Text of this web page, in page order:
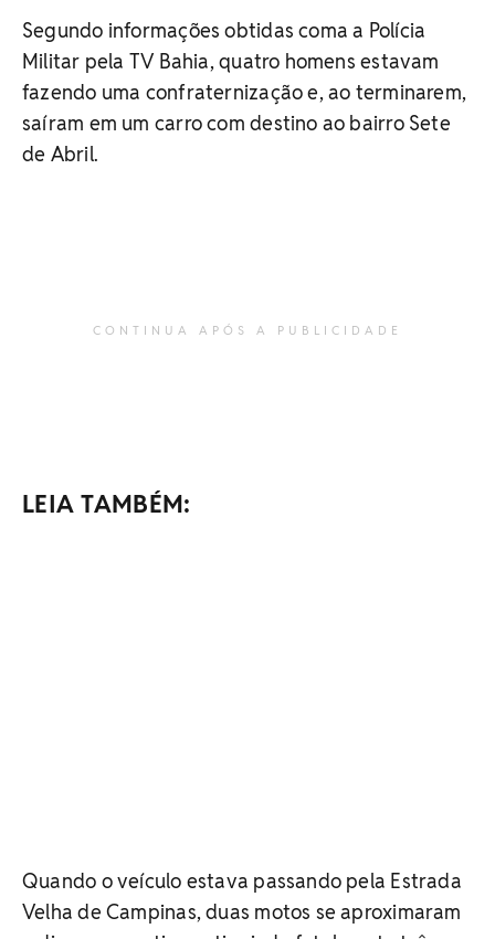
Segundo informações obtidas coma a Polícia
Militar pela TV Bahia, quatro homens estavam
fazendo uma confraternização e, ao terminarem,
saíram em um carro com destino ao bairro Sete
de Abril.
CONTINUA APÓS A PUBLICIDADE
LEIA TAMBÉM:
Quando o veículo estava passando pela Estrada
Velha de Campinas, duas motos se aproximaram